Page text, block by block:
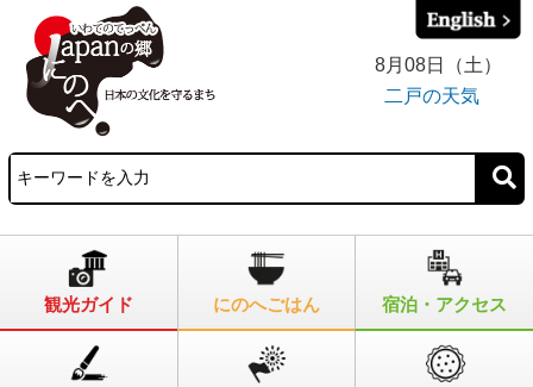
8月08日（土）
二戸の天気
観光ガイド にのへごはん 宿泊・アクセス